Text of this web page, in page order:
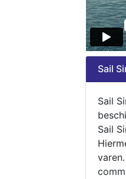
Sail
Sail
Sail